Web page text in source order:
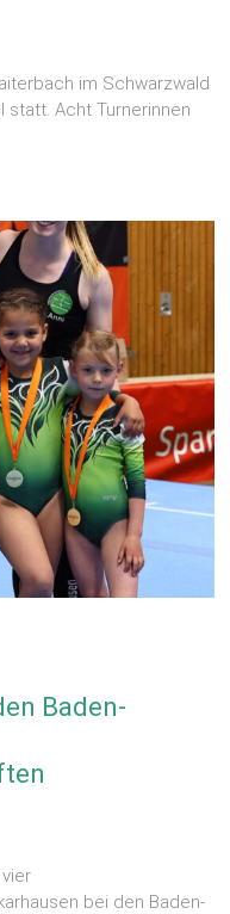
im Schwarzwald
statt. Acht Turnerinnen
Baden-
bei den Baden-